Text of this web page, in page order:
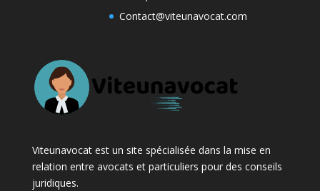
Contact@viteunavocat.com
Viteunavocat est un site spécialisée dans la mise en
relation entre avocats et particuliers pour des conseils
juridiques.